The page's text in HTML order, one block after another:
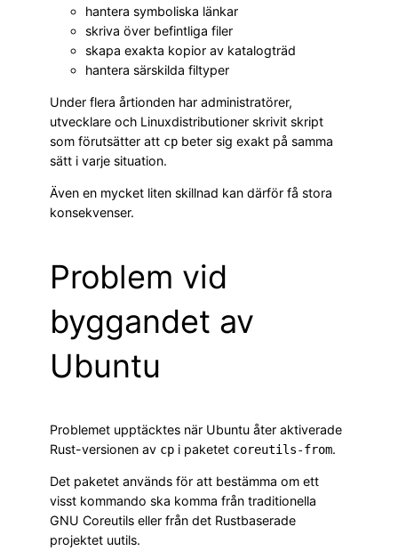
hantera symboliska länkar
skriva över befintliga filer
skapa exakta kopior av katalogträd
hantera särskilda filtyper
Under flera årtionden har administratörer,
utvecklare och Linuxdistributioner skrivit skript
som förutsätter att cp beter sig exakt på samma
sätt i varje situation.
Även en mycket liten skillnad kan därför få stora
konsekvenser.
Problem vid
byggandet av
Ubuntu
Problemet upptäcktes när Ubuntu åter aktiverade
Rust-versionen av cp i paketet coreutils-from.
Det paketet används för att bestämma om ett
visst kommando ska komma från traditionella
GNU Coreutils eller från det Rustbaserade
projektet uutils.